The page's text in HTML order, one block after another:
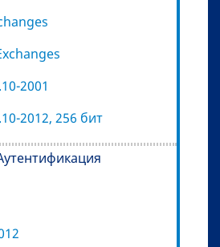
2001
2012, 256 бит